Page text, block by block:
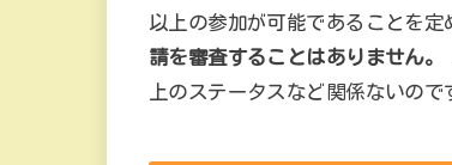
以上の参加が可能であることを定
請を審査することはありません。
上のステータスなど関係ないので